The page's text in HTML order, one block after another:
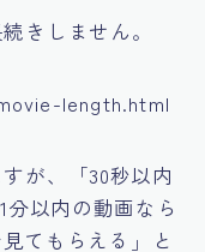
きしません。
length.html
が、「30秒以内
以内の動画なら
てもらえる」と